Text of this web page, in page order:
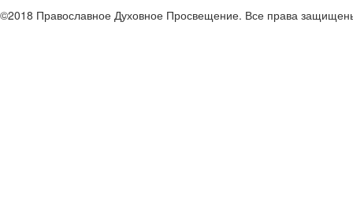
©2018 Православное Духовное Просвещение. Все права